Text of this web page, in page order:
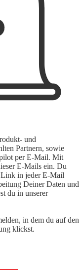
und
Partnern, sowie
per E-Mail. Mit
E-Mails ein. Du
in jeder E-Mail
Deiner Daten und
du in unserer
in dem du auf den
klickst.